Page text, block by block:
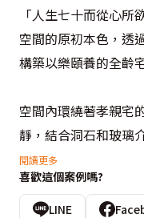
「人生七十而從心
空間的原初本色，透
構築以樂頤養的全齡
空間內環繞著孝親宅
靜，結合洞石和玻璃
清幽靜寂。
機能規劃上也舖陳
閱讀更多
喜歡這個案例嗎?
LINE